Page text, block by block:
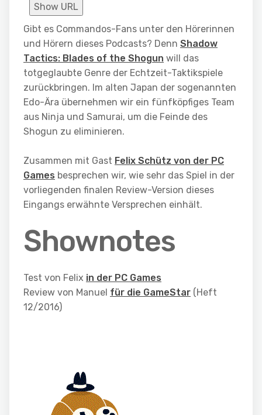
Show URL
Gibt es Commandos-Fans unter den Hörerinnen
und Hörern dieses Podcasts? Denn Shadow
Tactics: Blades of the Shogun will das
totgeglaubte Genre der Echtzeit-Taktikspiele
zurückbringen. Im alten Japan der sogenannten
Edo-Ära übernehmen wir ein fünfköpfiges Team
aus Ninja und Samurai, um die Feinde des
Shogun zu eliminieren.
Zusammen mit Gast Felix Schütz von der PC
Games besprechen wir, wie sehr das Spiel in der
vorliegenden finalen Review-Version dieses
Eingangs erwähnte Versprechen einhält.
Shownotes
Test von Felix in der PC Games
Review von Manuel für die GameStar (Heft
12/2016)